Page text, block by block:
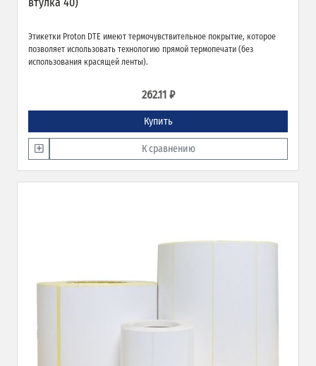
Этикетки Proton DTE имеют термочувствительное покрытие, которое
позволяет использовать технологию прямой термопечати (без
использования красящей ленты).
262.11 ₽
Купить
К сравнению